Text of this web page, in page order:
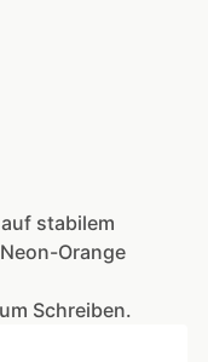
stabilem
Orange
Schreiben.